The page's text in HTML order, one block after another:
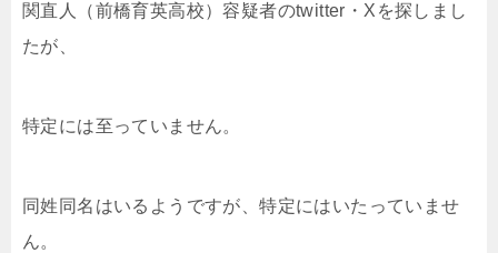
関直人（前橋育英高校）容疑者のtwitter・Xを探しまし
たが、
特定には至っていません。
同姓同名はいるようですが、特定にはいたっていませ
ん。